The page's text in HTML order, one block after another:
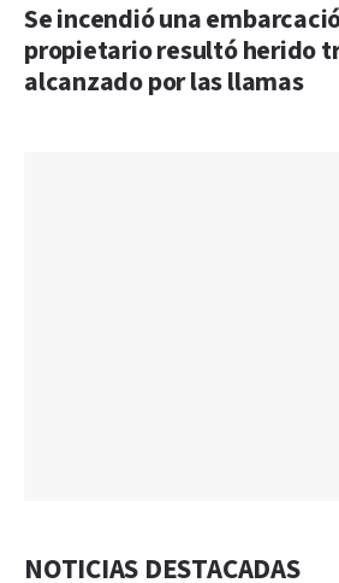
Se incendió una
propietario resultó herido
alcanzado por las llamas
NOTICIAS DESTACADAS